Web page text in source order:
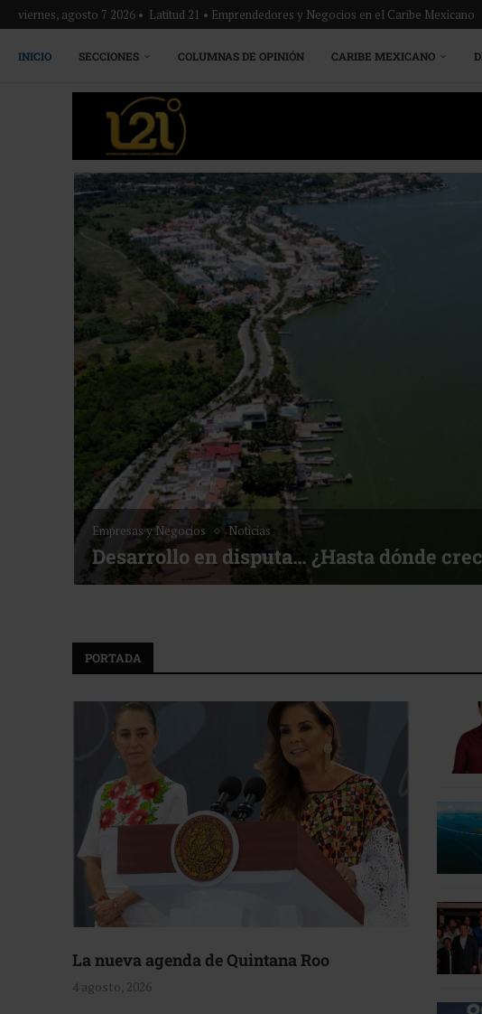
viernes, agosto 7 2026 • Latitud 21 • Emprendedores y Negocios en el Caribe Mexicano
INICIO SECCIONES COLUMNAS DE OPINIÓN CARIBE MEXICANO
Empresas y Negocios Noticias
Desarrollo en disputa… ¿Hasta dónde
PORTADA
La nueva agenda de Quintana Roo
4 agosto, 2026